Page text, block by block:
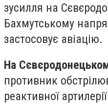
зусилля на
Бахмутському
застосовує авіацію.
На
противник
реактивної